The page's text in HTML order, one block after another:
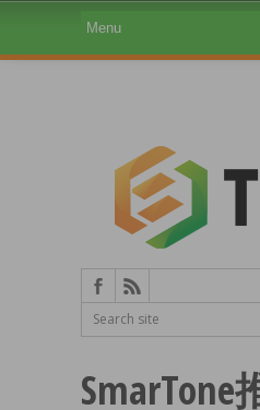
SmarTone